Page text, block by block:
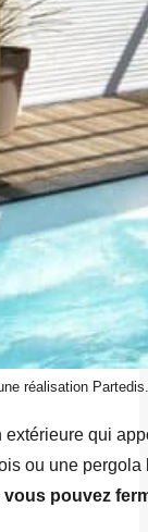
réalisation
qui
ou une
vous pouvez